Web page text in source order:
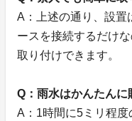
A：上述の通り、設置
ースを接続するだけ
取り付けできます。
Q：雨水はかんたんに
A：1時間に5ミリ程度